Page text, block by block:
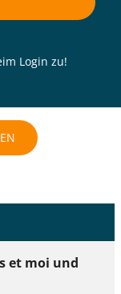
Login zu!
et moi und